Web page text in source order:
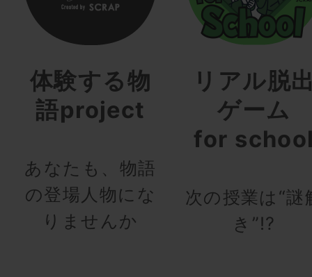
体験する物
語project
あなたも、物語
の登場人物にな
りませんか
リアル脱
ゲーム
for
次の授業は“謎
き”!?